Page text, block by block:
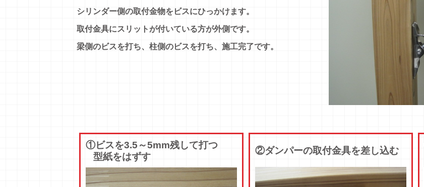
シリンダー側の取付金物をビスにひっかけます。
取付金具にスリットが付いている方が外側です。
梁側のビスを打ち、柱側のビスを打ち、施工完了です。
①ビスを3.5～5mm残して打つ
型紙をはずす
②ダンパーの取付金具を差し込む